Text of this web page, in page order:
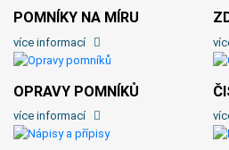
POMNÍKY NA MÍRU
více informací
OPRAVY POMNÍKŮ
více informací